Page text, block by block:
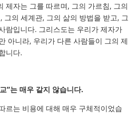
제자는 그를 따르며, 그의 가르침, 그의
그의 세계관, 그의 삶의 방법을 받고, 그
람입니다. 그리스도는 우리가 제자가
아니라, 우리가 다른 사람들이 그의 제
니다.
”는 매우 같지 않습니다.
르는 비용에 대해 매우 구체적이었습